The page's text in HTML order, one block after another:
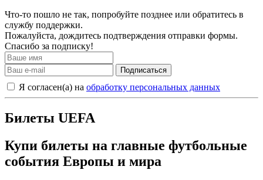
Что-то пошло не так, попробуйте позднее или обратитесь в
службу поддержки.
Пожалуйста, дождитесь подтверждения отправки формы.
Спасибо за подписку!
Подписаться
Я согласен(а) на обработку персональных данных
Билеты UEFA
Купи билеты на главные футбольные
события Европы и мира